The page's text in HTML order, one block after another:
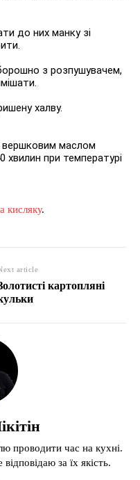
до них манку зі
з розпушувачем,
халву.
вершковим маслом
хвилин при температурі
кисляку.
article
картопляні
проводити час на кухні.
за їх якість.